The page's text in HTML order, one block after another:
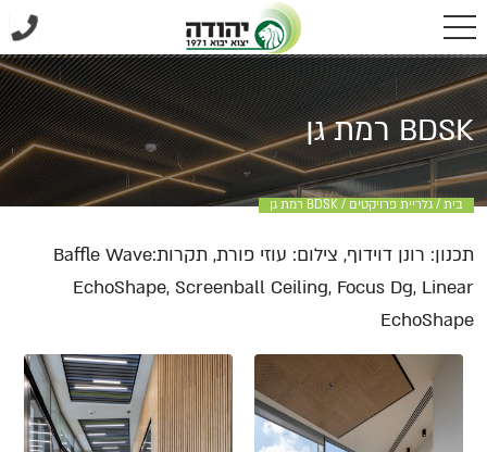
BDSK רמת גן
בית / גלריית פרויקטים / BDSK רמת גן
תכנון: רונן דוידוף, צילום: עוזי פורת, תקרות:Baffle Wave
EchoShape, Screenball Ceiling, Focus Dg, Linear
EchoShape